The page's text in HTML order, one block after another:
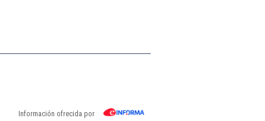
Información ofrecida por